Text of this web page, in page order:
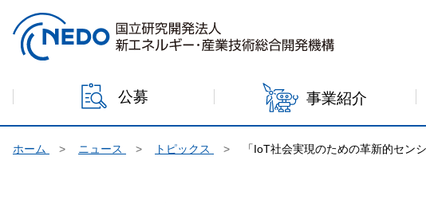
本文へジャンプ
公募 事業紹介
ホーム ニュース トピックス 「IoT社会実現のための革新的セン